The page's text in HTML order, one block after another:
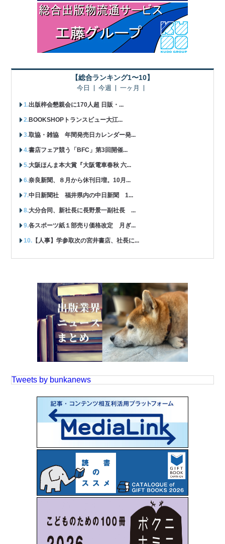
【総合ランキング1〜10】
今日 今週 一ヶ月
出版梓会懇親会に170人超 日販・...
BOOKSHOPトランスビュー大江...
取協・雑協 年間発売日カレンダー発...
書店フェア競う「BFC」第3回開催...
大阪ほんま本大賞『大阪電車春秋 六...
奈良新聞、８月から休刊日増。10月...
中日新聞社 福井県内の中日新聞 1...
大分合同、新社長に長野景一副社長 ...
各スポーツ紙１部売り価格改定 月ぎ...
【人事】学参取次の宮井書店、社長に...
Tweets by bunkanews